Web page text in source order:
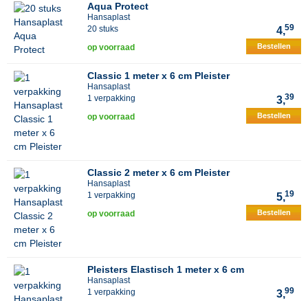
Aqua Protect
Hansaplast
20 stuks
4,59
op voorraad Bestellen
Classic 1 meter x 6 cm Pleister
Hansaplast
1 verpakking
3,39
op voorraad Bestellen
Classic 2 meter x 6 cm Pleister
Hansaplast
1 verpakking
5,19
op voorraad Bestellen
Pleisters Elastisch 1 meter x 6 cm
Hansaplast
1 verpakking
3,99